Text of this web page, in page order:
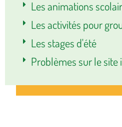
Les animations
Les activités pour
Les stages d'été
Problèmes sur le site